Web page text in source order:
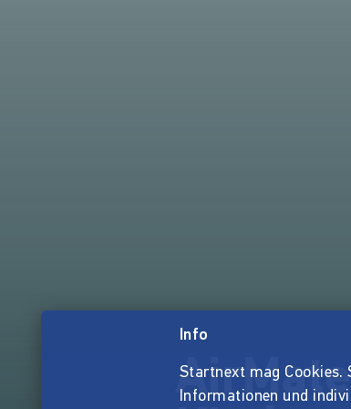
Info
Startnext mag Cookies.
Informationen und